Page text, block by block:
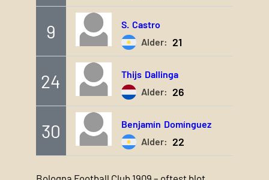
9 S. Castro
Alder: 21
24 Thijs Dallinga
Alder: 26
30 Benjamín Domínguez
Alder: 22